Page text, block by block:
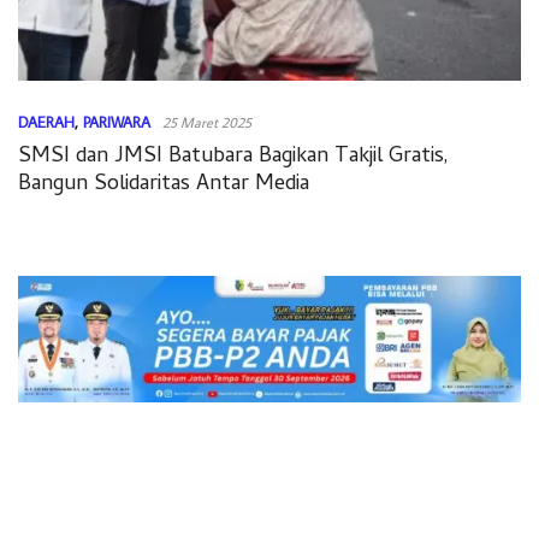
DAERAH, PARIWARA 25 Maret 2025
SMSI dan JMSI Batubara Bagikan Takjil Gratis,
Bangun Solidaritas Antar Media